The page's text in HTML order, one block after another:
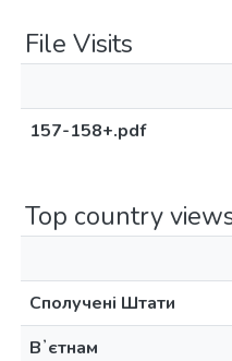
File Visits
157-158+.pdf
Top country
Сполучені Штати
Вʼєтнам